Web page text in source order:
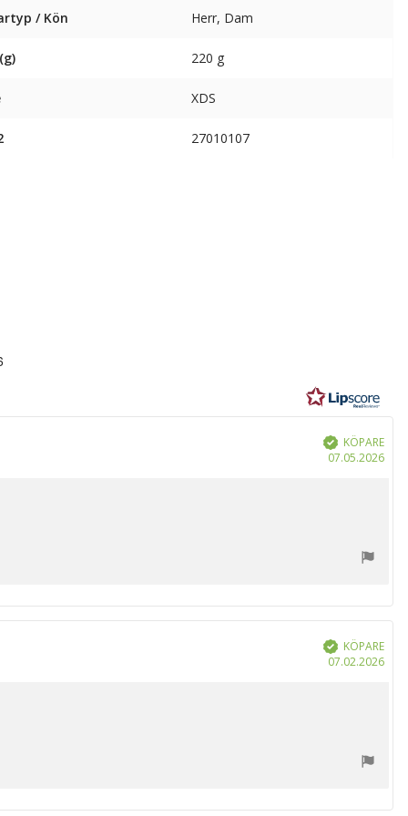
/ Kön Herr, Dam
220 g
XDS
27010107
Bekräftad
KÖPARE
07.05.2026
Bekräftad
KÖPARE
07.02.2026